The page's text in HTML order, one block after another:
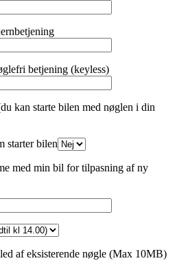
betjening (keyless)
kan starte bilen med nøglen i din
starter bilen
med min bil for tilpasning af ny
af eksisterende nøgle (Max 10MB)